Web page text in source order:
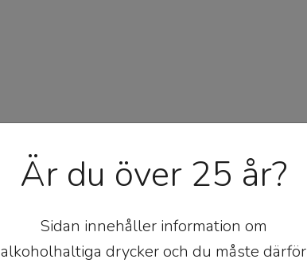
Är du över 25 år?
Sidan innehåller information om
alkoholhaltiga drycker och du måste därför